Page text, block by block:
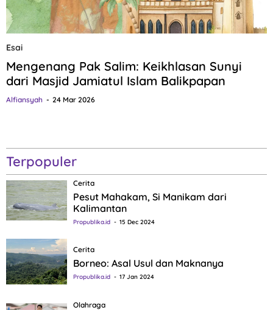
Esai
Mengenang Pak Salim: Keikhlasan Sunyi
dari Masjid Jamiatul Islam Balikpapan
Alfiansyah 24 Mar 2026
Terpopuler
Cerita
Pesut Mahakam, Si Manikam dari
Kalimantan
Propublika.id 15 Dec 2024
Cerita
Borneo: Asal Usul dan Maknanya
Propublika.id 17 Jan 2024
Olahraga